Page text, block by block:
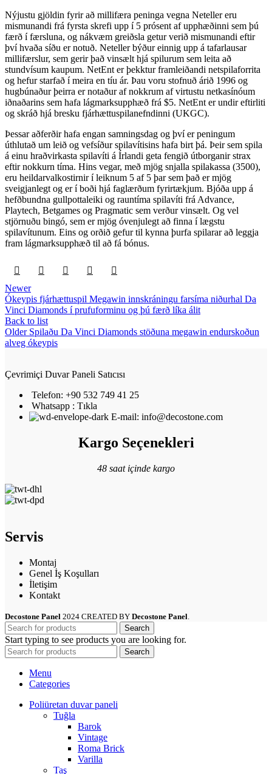
Nýjustu gjöldin fyrir að millifæra peninga vegna Neteller eru
mismunandi frá fyrsta skrefi upp í 5 prósent af upphæðinni sem þú
færð í færsluna, og nákvæm greiðsla getur verið mismunandi eftir
því hvaða síðu er notuð. Neteller býður einnig upp á tafarlausar
millifærslur, sem gerir það vinsælt hjá spilurum sem leita að
stundvísum kaupum. NetEnt er þekktur framleiðandi netspilaforrita
og hefur starfað í meira en tíu ár. Þau voru stofnuð árið 1996 og
hugbúnaður þeirra er notaður af nokkrum af virtustu netkasínóum
iðnaðarins sem hafa lágmarksupphæð frá $5. NetEnt er undir eftirliti
og skráð hjá bresku fjárhættuspilanefndinni (UKGC).
Þessar aðferðir hafa engan samningsdag og því er peningum
úthlutað um leið og vefsíður spilavítisins hafa birt þá. Þeir sem spila
á einu hraðvirkasta spilavíti á Írlandi geta fengið útborganir strax
eftir nokkurn tíma. Hins vegar, með mjög snjalla spilakassa (3500),
eru heildarvalkostirnir í leiknum 5 af 5 þar sem það er mjög
sveigjanlegt og er í boði hjá faglærðum fyrirtækjum. Bjóða upp á
hefðbundna gullpottaleiki og rauntíma spilavíti frá Advance,
Playtech, Betgames og Pragmatic sem verður vinsælt. Og vel
stjörnuðu bingó, sem er mjög óvenjulegt að finna í lægstu
spilavítunum. Eins og orðið gefur til kynna þurfa spilarar að leggja
fram lágmarksupphæð til að fá bónus.
Newer
Ókeypis fjárhættuspil Megawin innskráningu farsíma niðurhal Da
Vinci Diamonds í prufuforminu og þú færð líka álit
Back to list
Older Spilaðu Da Vinci Diamonds stöðuna megawin endurskoðun
alveg ókeypis
Çevrimiçi Duvar Paneli Satıcısı
Telefon: +90 532 749 41 25
Whatsapp : Tıkla
E-mail: info@decostone.com
Kargo Seçenekleri
48 saat içinde kargo
Servis
Montaj
Genel İş Koşulları
İletişim
Kontakt
Decostone Panel 2024 CREATED BY Decostone Panel
Search
Start typing to see products you are looking for.
Search
Menu
Categories
Poliüretan duvar paneli
Tuğla
Barok
Vintage
Roma Brick
Varilla
Taş